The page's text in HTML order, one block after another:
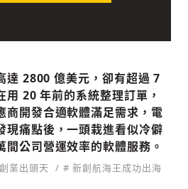
社會
人文
達 2800 億美元，卻有超過 7
用 20 年前的系統整理訂單，
商開發合適軟體滿足需求，電
現痛點後，一頭栽進看似冷僻
間公司營運效率的軟體服務。
業出頭天
# 新創航海王成功出海